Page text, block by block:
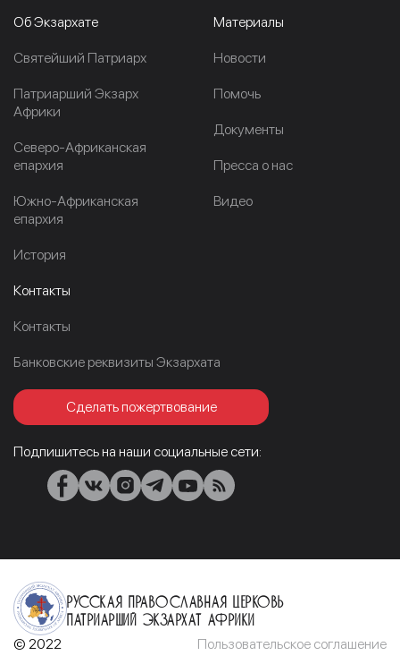
Об Экзархате
Cвятейший Патриарх
Патриарший Экзарх
Африки
Северо-Африканская
епархия
Южно-Африканская
епархия
История
Материалы
Новости
Помочь
Документы
Пресса о нас
Видео
Контакты
Контакты
Банковские реквизиты Экзархата
Сделать пожертвование
Подпишитесь на наши социальные сети:
Русская Православная Церковь
Патриарший Экзархат Африки
© 2022 Пользовательское соглашение